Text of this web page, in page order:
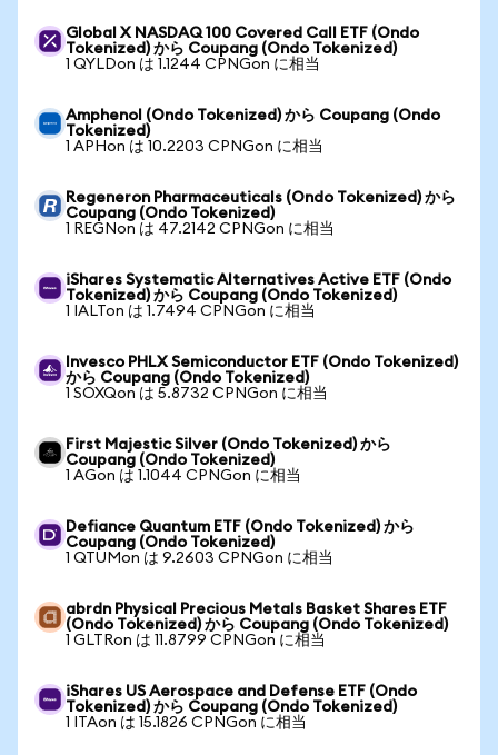
Global X NASDAQ 100 Covered Call ETF (Ondo
Tokenized) から Coupang (Ondo Tokenized)
1 QYLDon は 1.1244 CPNGon に相当
Amphenol (Ondo Tokenized) から Coupang (Ondo
Tokenized)
1 APHon は 10.2203 CPNGon に相当
Regeneron Pharmaceuticals (Ondo Tokenized) から
Coupang (Ondo Tokenized)
1 REGNon は 47.2142 CPNGon に相当
iShares Systematic Alternatives Active ETF (Ondo
Tokenized) から Coupang (Ondo Tokenized)
1 IALTon は 1.7494 CPNGon に相当
Invesco PHLX Semiconductor ETF (Ondo Tokenized)
から Coupang (Ondo Tokenized)
1 SOXQon は 5.8732 CPNGon に相当
First Majestic Silver (Ondo Tokenized) から
Coupang (Ondo Tokenized)
1 AGon は 1.1044 CPNGon に相当
Defiance Quantum ETF (Ondo Tokenized) から
Coupang (Ondo Tokenized)
1 QTUMon は 9.2603 CPNGon に相当
abrdn Physical Precious Metals Basket Shares ETF
(Ondo Tokenized) から Coupang (Ondo Tokenized)
1 GLTRon は 11.8799 CPNGon に相当
iShares US Aerospace and Defense ETF (Ondo
Tokenized) から Coupang (Ondo Tokenized)
1 ITAon は 15.1826 CPNGon に相当